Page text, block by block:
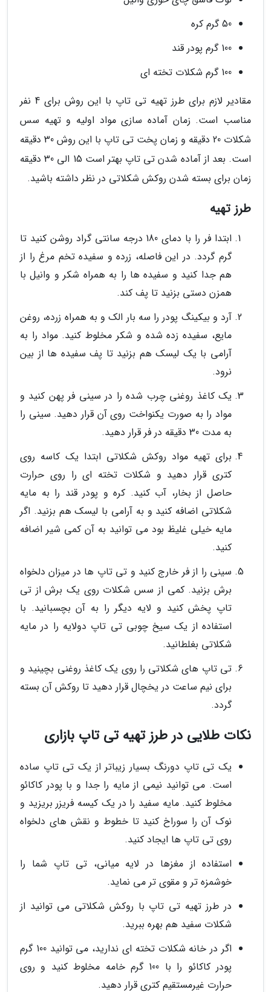
50 گرم کره
100 گرم پودر قند
100 گرم شکلات تخته ای
مقادیر لازم برای طرز تهیه تی تاپ با این روش برای 4 نفر
مناسب است. زمان آماده سازی مواد اولیه و تهیه سس
شکلات 20 دقیقه و زمان پخت تی تاپ با این روش 30 دقیقه
است. بعد از آماده شدن تی تاپ بهتر است 15 الی 30 دقیقه
زمان برای بسته شدن روکش شکلاتی در نظر داشته باشید.
طرز تهیه
ابتدا فر را با دمای 180 درجه سانتی گراد روشن کنید تا
گرم گردد. در این فاصله، زرده و سفیده تخم مرغ را از
هم جدا کنید و سفیده ها را به همراه شکر و وانیل با
همزن دستی بزنید تا پف کند.
آرد و بیکینگ پودر را سه بار الک و به همراه زرده، روغن
مایع، سفیده زده شده و شکر مخلوط کنید. مواد را به
آرامی با یک لیسک هم بزنید تا پف سفیده ها از بین
نرود.
یک کاغذ روغنی چرب شده را در سینی فر پهن کنید و
مواد را به صورت یکنواخت روی آن قرار دهید. سینی را
به مدت 30 دقیقه در فر قرار دهید.
برای تهیه مواد روکش شکلاتی ابتدا یک کاسه روی
کتری قرار دهید و شکلات تخته ای را روی حرارت
حاصل از بخار، آب کنید. کره و پودر قند را به مایه
شکلاتی اضافه کنید و به آرامی با لیسک هم بزنید. اگر
مایه خیلی غلیظ بود می توانید به آن کمی شیر اضافه
کنید.
سینی را از فر خارج کنید و تی تاپ ها در میزان دلخواه
برش بزنید. کمی از سس شکلات روی یک برش از تی
تاپ پخش کنید و لایه دیگر را به آن بچسبانید. با
استفاده از یک سیخ چوبی تی تاپ دولایه را در مایه
شکلاتی بغلطانید.
تی تاپ های شکلاتی را روی یک کاغذ روغنی بچینید و
برای نیم ساعت در یخچال قرار دهید تا روکش آن بسته
گردد.
نکات طلایی در طرز تهیه تی تاپ بازاری
یک تی تاپ دورنگ بسیار زیباتر از یک تی تاپ ساده
است. می توانید نیمی از مایه را جدا و با پودر کاکائو
مخلوط کنید. مایه سفید را در یک کیسه فریزر بریزید و
نوک آن را سوراخ کنید تا خطوط و نقش های دلخواه
روی تی تاپ ها ایجاد کنید.
استفاده از مغزها در لایه میانی، تی تاپ شما را
خوشمزه تر و مقوی تر می نماید.
در طرز تهیه تی تاپ با روکش شکلاتی می توانید از
شکلات سفید هم بهره ببرید.
اگر در خانه شکلات تخته ای ندارید، می توانید 100 گرم
پودر کاکائو را با 100 گرم خامه مخلوط کنید و روی
حرارت غیرمستقیم کتری قرار دهید.